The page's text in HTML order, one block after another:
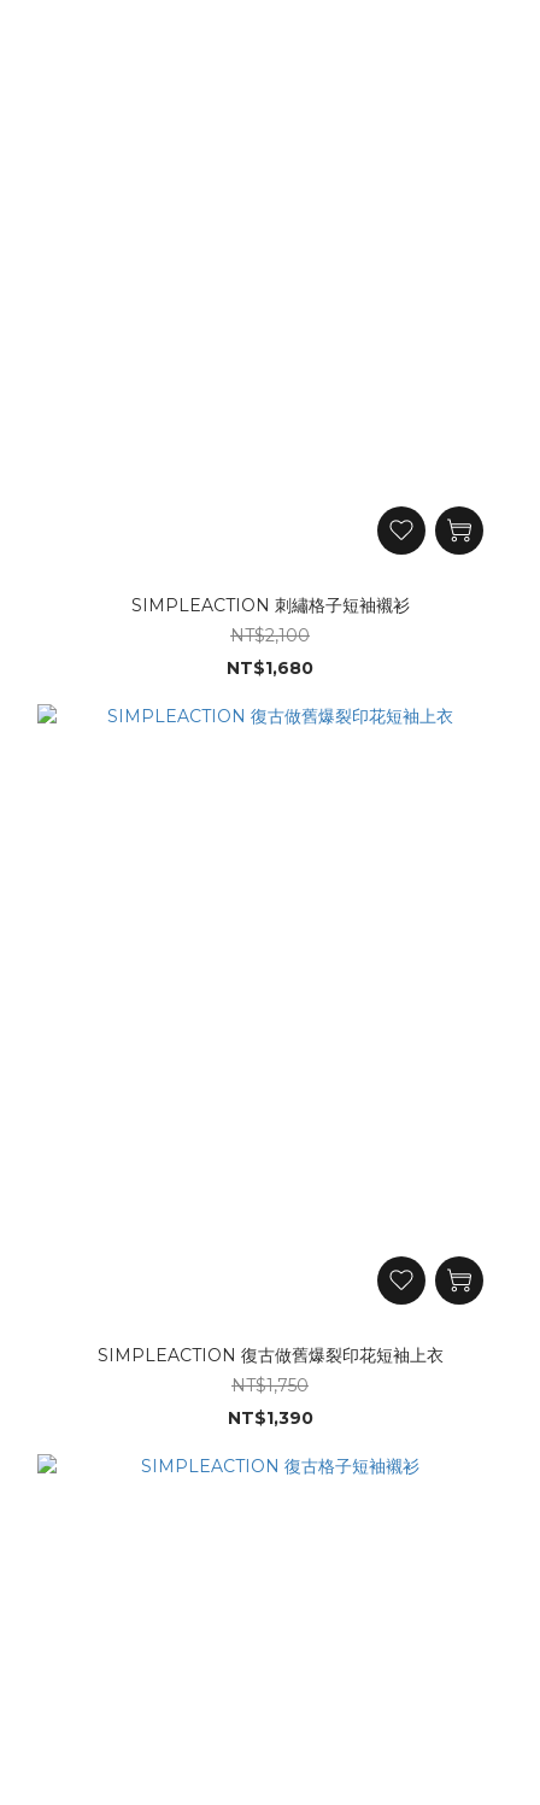
SIMPLEACTION 刺繡格子短袖襯衫
NT$2,100
NT$1,680
SIMPLEACTION 復古做舊爆裂印花短袖上衣
NT$1,750
NT$1,390